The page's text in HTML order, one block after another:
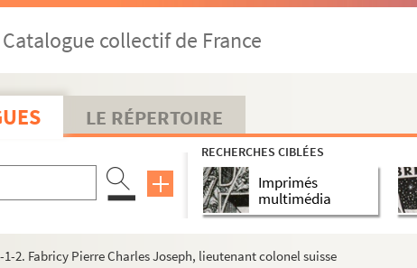
Catalogue collectif de France
LE RÉPERTOIRE
RECHERCHES CIBLÉES
Imprimés
multimédia
1-2. Fabricy Pierre Charles Joseph, lieutenant colonel suisse